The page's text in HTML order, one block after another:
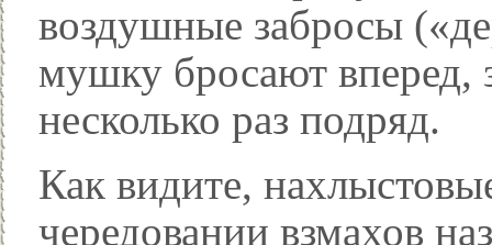
воздушные забросы
мушку бросают вперед,
несколько раз подряд.
Как видите,
чередовании взмахов